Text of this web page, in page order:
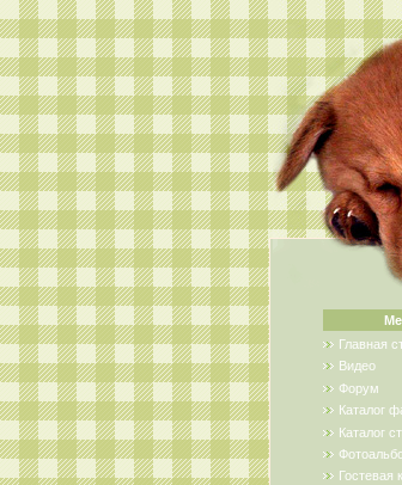
Главная
Видео
Форум
Каталог
Каталог
Гостевая